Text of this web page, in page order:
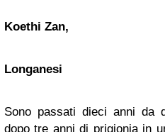
Koethi Zan,
Longanesi
Sono passati dieci anni da
dopo tre anni di prigionia in